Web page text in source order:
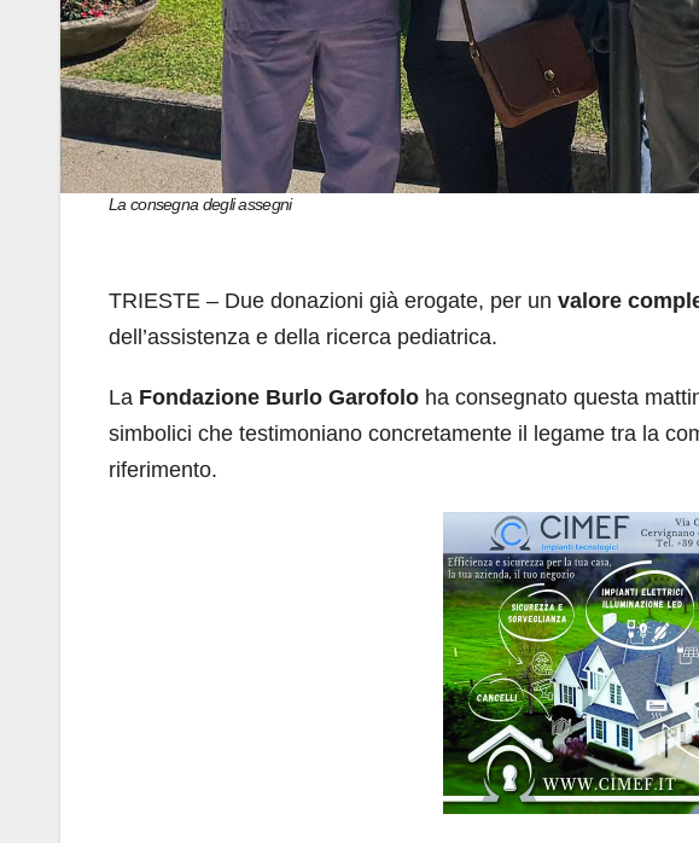
La consegna degli assegni
TRIESTE – Due donazioni già erogate, per un valore
dell’assistenza e della ricerca pediatrica.
La Fondazione Burlo Garofolo ha consegnato questa
simbolici che testimoniano concretamente il legame tra la
riferimento.